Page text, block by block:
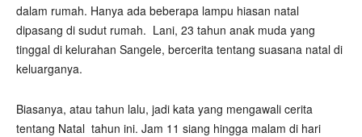
dalam rumah. Hanya ada beberapa lampu hiasan natal
dipasang di sudut rumah. Lani, 23 tahun anak muda yang
tinggal di kelurahan Sangele, bercerita tentang suasana natal di
keluarganya.
Biasanya, atau tahun lalu, jadi kata yang mengawali cerita
tentang Natal tahun ini. Jam 11 siang hingga malam di hari